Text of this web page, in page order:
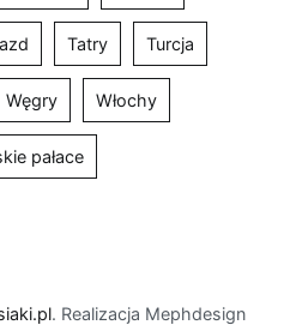
Tatry Turcja
Węgry Włochy
pałace
. Realizacja Mephdesign